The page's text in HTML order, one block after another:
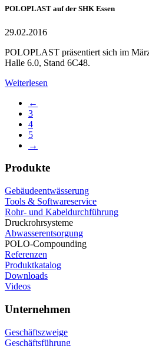
POLOPLAST auf der SHK Essen
29.02.2016
POLOPLAST präsentiert sich im
Halle 6.0, Stand 6C48.
Weiterlesen
←
3
4
5
→
Produkte
Gebäudeentwässerung
Tools & Softwareservice
Rohr- und Kabeldurchführung
Druckrohrsysteme
Abwasserentsorgung
POLO-Compounding
Referenzen
Produktkatalog
Downloads
Videos
Unternehmen
Geschäftszweige
Geschäftsführung